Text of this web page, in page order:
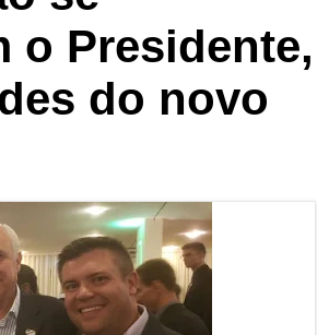
o Presidente,
do novo